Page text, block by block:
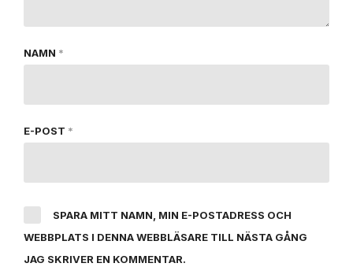
NAMN *
E-POST *
SPARA MITT NAMN, MIN E-POSTADRESS OCH
WEBBPLATS I DENNA WEBBLÄSARE TILL NÄSTA GÅNG
JAG SKRIVER EN KOMMENTAR.